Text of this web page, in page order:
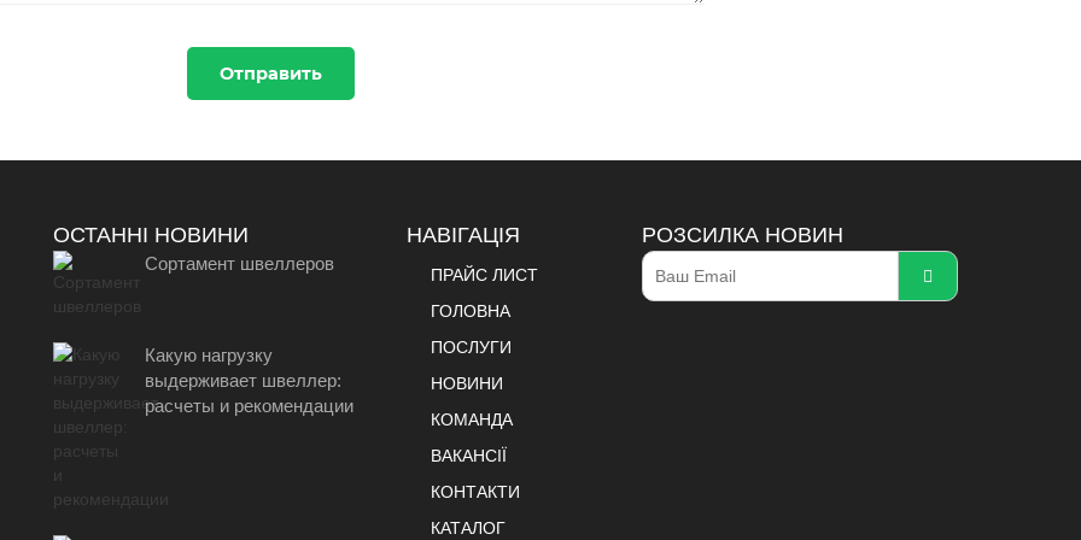
Отправить
ОСТАННІ НОВИНИ
Сортамент швеллеров
Какую нагрузку
выдерживает швеллер:
расчеты и рекомендации
НАВІГАЦІЯ
ПРАЙС ЛИСТ
ГОЛОВНА
ПОСЛУГИ
НОВИНИ
КОМАНДА
ВАКАНСІЇ
КОНТАКТИ
КАТАЛОГ
РОЗСИЛКА НОВИН